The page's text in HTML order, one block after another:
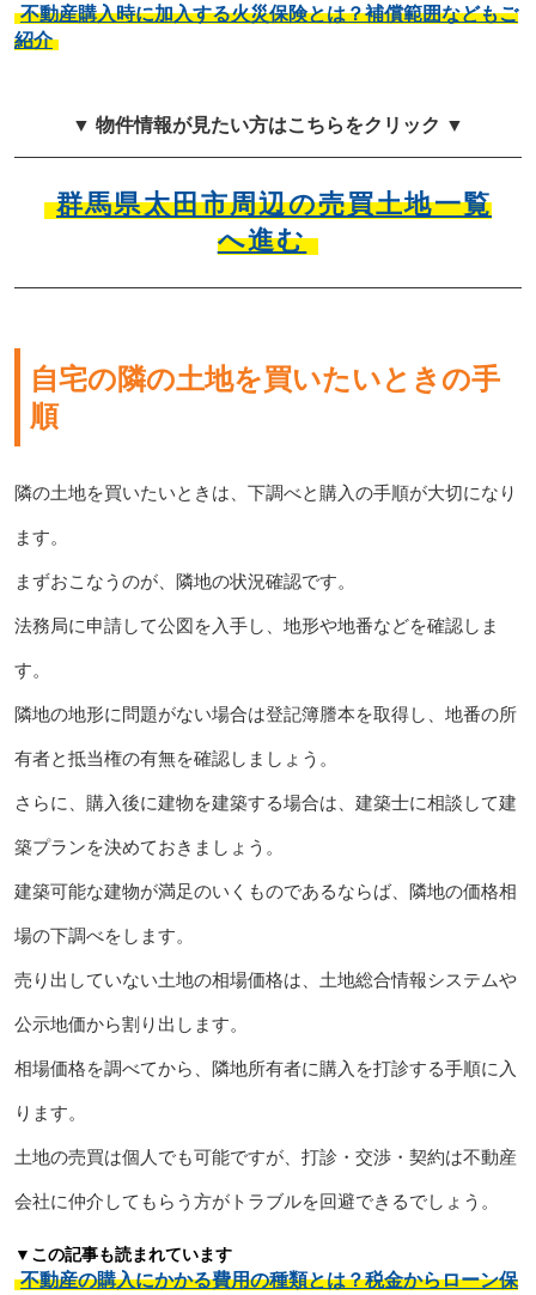
不動産購入時に加入する火災保険とは？補償範囲などもご
紹介
▼ 物件情報が見たい方はこちらをクリック ▼
群馬県太田市周辺の売買土地一覧
へ進む
自宅の隣の土地を買いたいときの手
順
隣の土地を買いたいときは、下調べと購入の手順が大切になり
ます。
まずおこなうのが、隣地の状況確認です。
法務局に申請して公図を入手し、地形や地番などを確認しま
す。
隣地の地形に問題がない場合は登記簿謄本を取得し、地番の所
有者と抵当権の有無を確認しましょう。
さらに、購入後に建物を建築する場合は、建築士に相談して建
築プランを決めておきましょう。
建築可能な建物が満足のいくものであるならば、隣地の価格相
場の下調べをします。
売り出していない土地の相場価格は、土地総合情報システムや
公示地価から割り出します。
相場価格を調べてから、隣地所有者に購入を打診する手順に入
ります。
土地の売買は個人でも可能ですが、打診・交渉・契約は不動産
会社に仲介してもらう方がトラブルを回避できるでしょう。
▼この記事も読まれています
不動産の購入にかかる費用の種類とは？税金からローン保